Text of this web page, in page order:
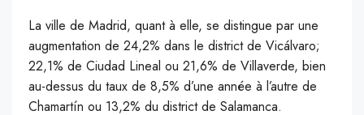
La ville de Madrid, quant à elle, se distingue par une
augmentation de 24,2% dans le district de Vicálvaro;
22,1% de Ciudad Lineal ou 21,6% de Villaverde, bien
au-dessus du taux de 8,5% d’une année à l’autre de
Chamartín ou 13,2% du district de Salamanca.